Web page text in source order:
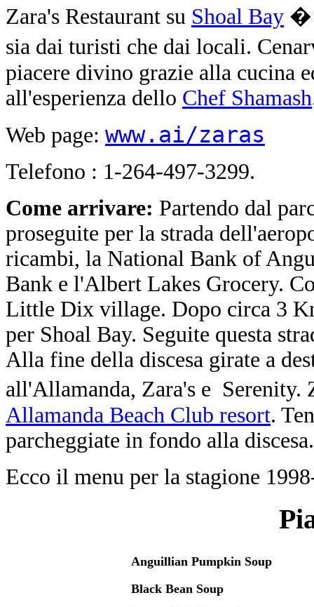
Zara's Restaurant su Shoal Bay �
sia dai turisti che dai locali.
piacere divino grazie alla cucina
all'esperienza dello Chef Shamash
Web page: www.ai/zaras
Telefono : 1-264-497-3299.
Come arrivare: Partendo dal
proseguite per la strada
ricambi, la National Bank of
Bank e l'Albert Lakes Grocery.
Little Dix village. Dopo circa 3
per Shoal Bay. Seguite questa
Alla fine della discesa girate a
all'Allamanda, Zara's e
Allamanda Beach Club resort.
parcheggiate in fondo alla discesa.
Ecco il menu per la stagione
Anguillian Pumpkin Soup
Black Bean Soup